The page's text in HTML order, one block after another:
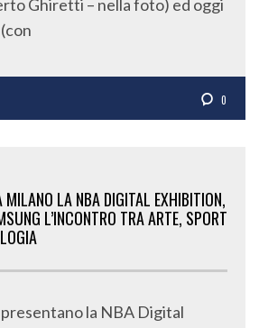
L’INCONTRO TRA ARTE, SPORT
del successo dello scorso